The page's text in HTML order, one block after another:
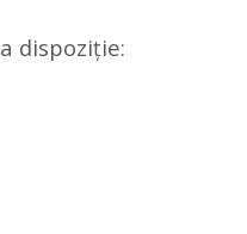
dispoziție: